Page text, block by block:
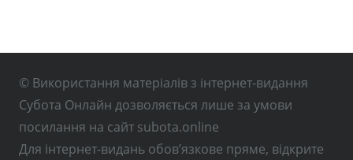
© Використання матеріалів з інтернет-видання
Субота Онлайн дозволяється лише за умови
посилання на сайт subota.online
Для інтернет-видань обов’язкове пряме, відкрите